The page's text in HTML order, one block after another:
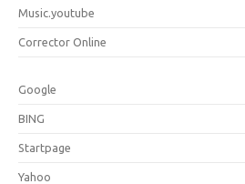
Music.youtube
Corrector Online
Google
BING
Startpage
Yahoo